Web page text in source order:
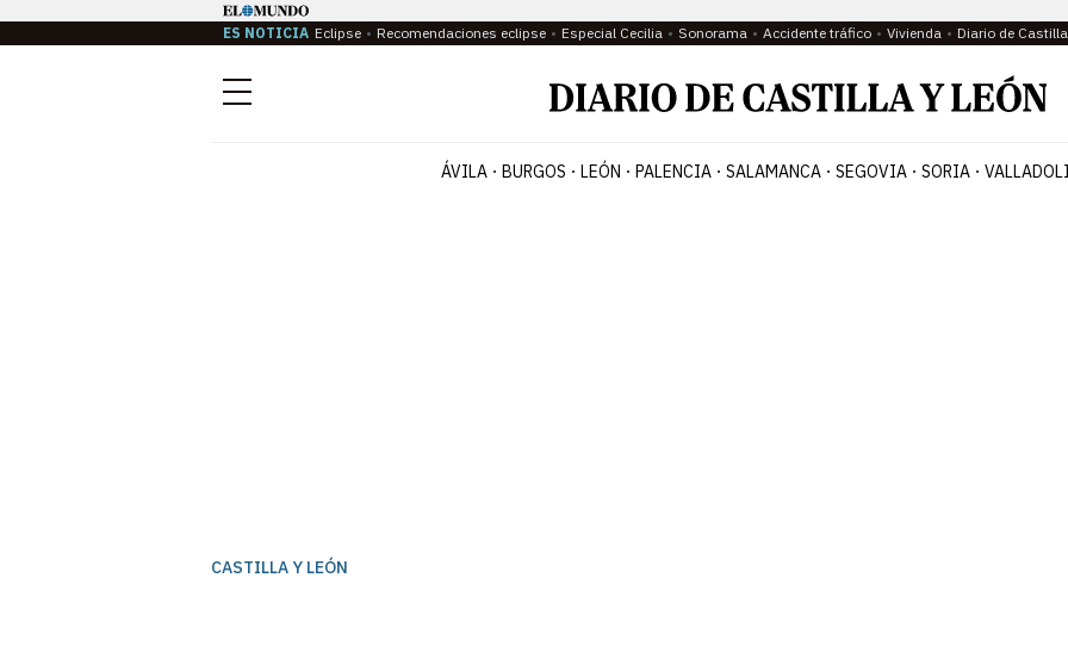
ES NOTICIA Eclipse Recomendaciones eclipse Especial Cecilia Sonorama Accidente tráfico Vivienda Diario de
Menú
ÁVILA BURGOS LEÓN PALENCIA SALAMANCA SEGOVIA SORIA
CASTILLA Y LEÓN